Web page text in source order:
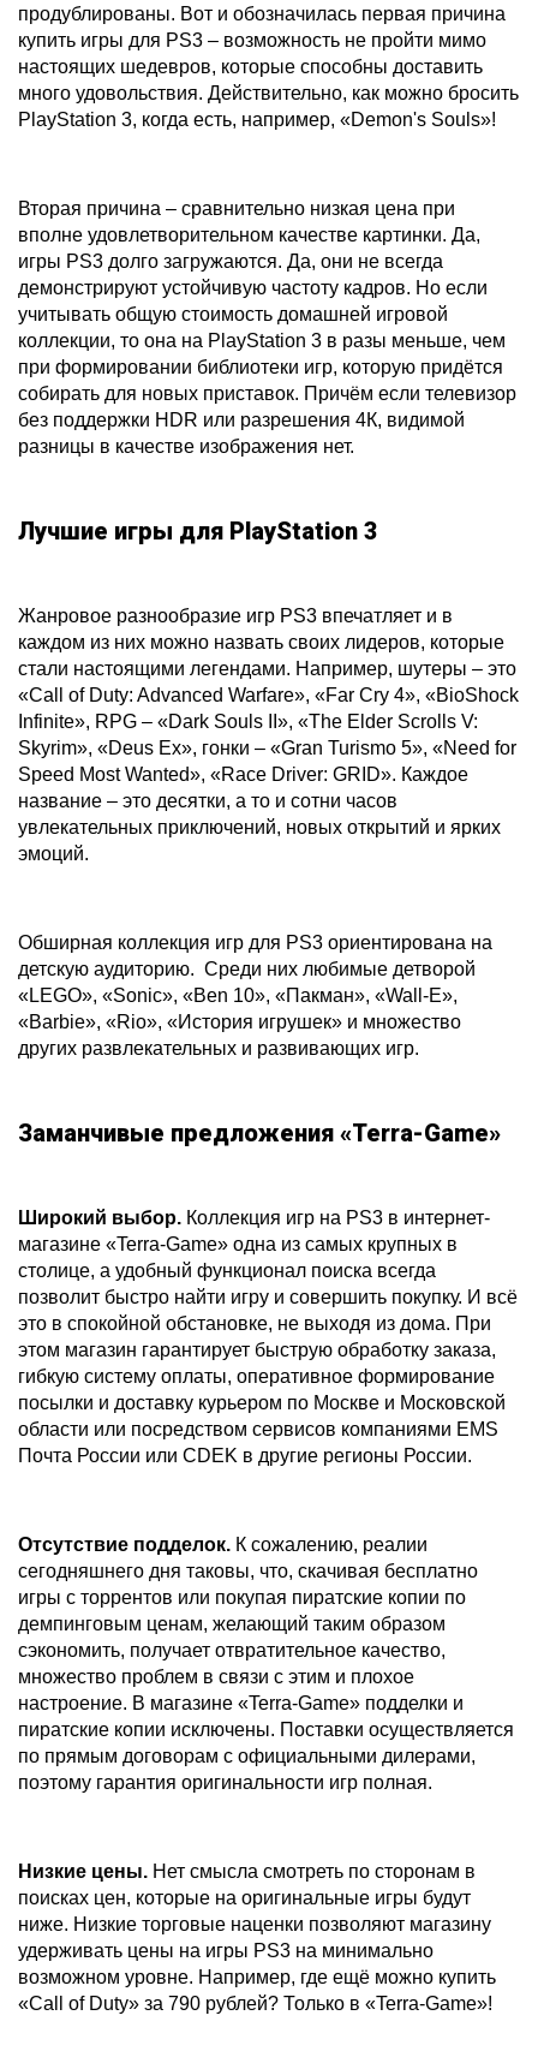
продублированы. Вот и обозначилась первая причина
купить игры для PS3 – возможность не пройти мимо
настоящих шедевров, которые способны доставить
много удовольствия. Действительно, как можно бросить
PlayStation 3, когда есть, например, «Demon's Souls»!
Вторая причина – сравнительно низкая цена при
вполне удовлетворительном качестве картинки. Да,
игры PS3 долго загружаются. Да, они не всегда
демонстрируют устойчивую частоту кадров. Но если
учитывать общую стоимость домашней игровой
коллекции, то она на PlayStation 3 в разы меньше, чем
при формировании библиотеки игр, которую придётся
собирать для новых приставок. Причём если телевизор
без поддержки HDR или разрешения 4К, видимой
разницы в качестве изображения нет.
Лучшие игры для PlayStation 3
Жанровое разнообразие игр PS3 впечатляет и в
каждом из них можно назвать своих лидеров, которые
стали настоящими легендами. Например, шутеры – это
«Call of Duty: Advanced Warfare», «Far Cry 4», «BioShock
Infinite», RPG – «Dark Souls II», «The Elder Scrolls V:
Skyrim», «Deus Ex», гонки – «Gran Turismo 5», «Need for
Speed Most Wanted», «Race Driver: GRID». Каждое
название – это десятки, а то и сотни часов
увлекательных приключений, новых открытий и ярких
эмоций.
Обширная коллекция игр для PS3 ориентирована на
детскую аудиторию. Среди них любимые детворой
«LEGO», «Sonic», «Ben 10», «Пакман», «Wall-E»,
«Barbie», «Rio», «История игрушек» и множество
других развлекательных и развивающих игр.
Заманчивые предложения «Terra-Game»
Широкий выбор. Коллекция игр на PS3 в интернет-
магазине «Terra-Game» одна из самых крупных в
столице, а удобный функционал поиска всегда
позволит быстро найти игру и совершить покупку. И всё
это в спокойной обстановке, не выходя из дома. При
этом магазин гарантирует быструю обработку заказа,
гибкую систему оплаты, оперативное формирование
посылки и доставку курьером по Москве и Московской
области или посредством сервисов компаниями EMS
Почта России или CDEK в другие регионы России.
Отсутствие подделок. К сожалению, реалии
сегодняшнего дня таковы, что, скачивая бесплатно
игры с торрентов или покупая пиратские копии по
демпинговым ценам, желающий таким образом
сэкономить, получает отвратительное качество,
множество проблем в связи с этим и плохое
настроение. В магазине «Terra-Game» подделки и
пиратские копии исключены. Поставки осуществляется
по прямым договорам с официальными дилерами,
поэтому гарантия оригинальности игр полная.
Низкие цены. Нет смысла смотреть по сторонам в
поисках цен, которые на оригинальные игры будут
ниже. Низкие торговые наценки позволяют магазину
удерживать цены на игры PS3 на минимально
возможном уровне. Например, где ещё можно купить
«Call of Duty» за 790 рублей? Только в «Terra-Game»!